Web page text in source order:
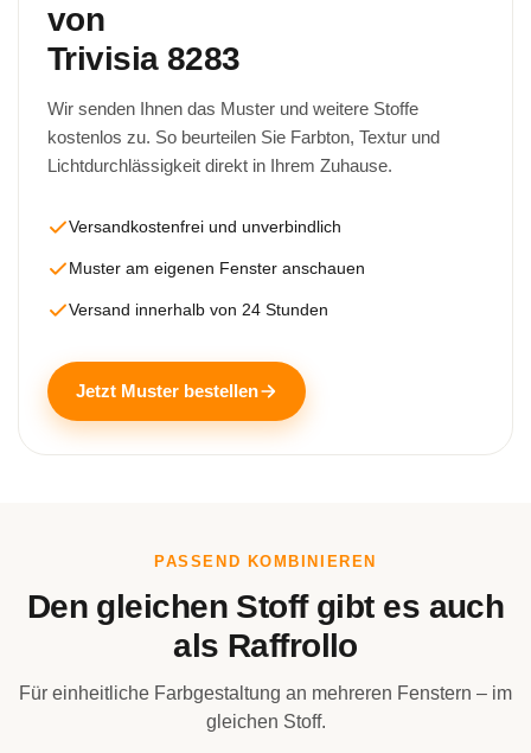
von
Trivisia 8283
Wir senden Ihnen das Muster und weitere Stoffe
kostenlos zu. So beurteilen Sie Farbton, Textur und
Lichtdurchlässigkeit direkt in Ihrem Zuhause.
Versandkostenfrei und unverbindlich
Muster am eigenen Fenster anschauen
Versand innerhalb von 24 Stunden
Jetzt Muster bestellen
PASSEND KOMBINIEREN
Den gleichen Stoff gibt es auch
als Raffrollo
Für einheitliche Farbgestaltung an mehreren Fenstern – im
gleichen Stoff.